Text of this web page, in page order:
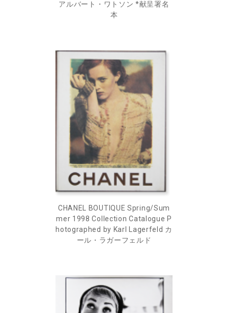
アルバート・ワトソン *献呈署名
本
CHANEL BOUTIQUE Spring/Sum
mer 1998 Collection Catalogue P
hotographed by Karl Lagerfeld カ
ール・ラガーフェルド